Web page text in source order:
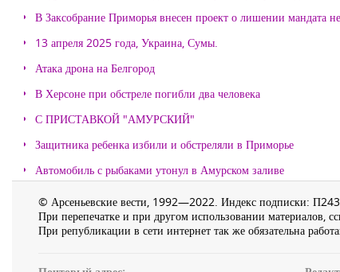
В Заксобрание Приморья внесен проект о лишении мандата
13 апреля 2025 года, Украина, Сумы.
Атака дрона на Белгород
В Херсоне при обстреле погибли два человека
С ПРИСТАВКОЙ "АМУРСКИЙ"
Защитника ребенка избили и обстреляли в Приморье
Автомобиль с рыбаками утонул в Амурском заливе
© Арсеньевские вести, 1992—2022. Индекс подписки:
При перепечатке и при другом использовании материалов,
При републикации в сети интернет так же обязательна